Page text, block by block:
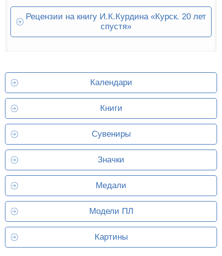
Рецензии на книгу И.К.Курдина «Курск. 20 лет
спустя»
Календари
Книги
Сувениры
Значки
Медали
Модели ПЛ
Картины